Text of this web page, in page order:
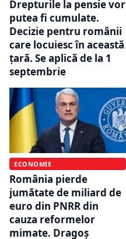
Drepturile la pensie vor
putea fi cumulate.
Decizie pentru românii
care locuiesc în această
țară. Se aplică de la 1
septembrie
ECONOMIE
România pierde
jumătate de miliard de
euro din PNRR din
cauza reformelor
mimate. Dragoș